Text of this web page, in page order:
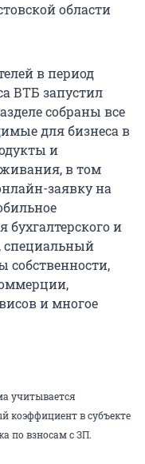
области
в период
ВТБ запустил
собраны все
для бизнеса в
и
в том
заявку на
и
специальный
собственности,
и многое
учитывается
коэффициент в субъекте
по взносам с ЗП.